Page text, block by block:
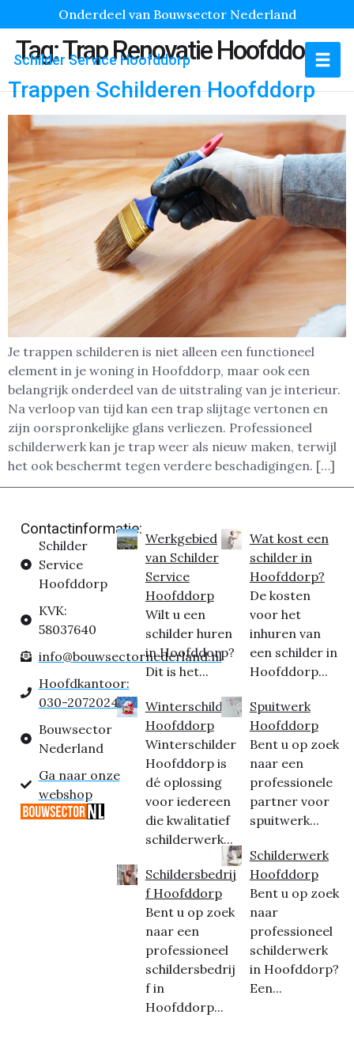
Onderdeel van Bouwsector Nederland
Schilder Service Hoofddorp
Tag:Trap Renovatie Hoofddorp
Trappen Schilderen Hoofddorp
Je trappen schilderen is niet alleen een functioneel
element in je woning in Hoofddorp, maar ook een
belangrijk onderdeel van de uitstraling van je interieur.
Na verloop van tijd kan een trap slijtage vertonen en
zijn oorspronkelijke glans verliezen. Professioneel
schilderwerk kan je trap weer als nieuw maken, terwijl
het ook beschermt tegen verdere beschadigingen. […]
Contactinformatie:
Schilder
Service
Hoofddorp
KVK:
58037640
info@bouwsectornederland.nl
Hoofdkantoor:
030-2072024
Bouwsector
Nederland
Ga naar onze
webshop
Werkgebied
van Schilder
Service
Hoofddorp
Wilt u een
schilder huren
in Hoofddorp?
Dit is het...
Winterschilder
Hoofddorp
Winterschilder
Hoofddorp is
dé oplossing
voor iedereen
die kwalitatief
schilderwerk...
Schildersbedrij
f Hoofddorp
Bent u op zoek
naar een
professioneel
schildersbedrij
f in
Hoofddorp...
Wat kost een
schilder in
Hoofddorp?
De kosten
voor het
inhuren van
een schilder in
Hoofddorp...
Spuitwerk
Hoofddorp
Bent u op zoek
naar een
professionele
partner voor
spuitwerk...
Schilderwerk
Hoofddorp
Bent u op zoek
naar
professioneel
schilderwerk
in Hoofddorp?
Een...